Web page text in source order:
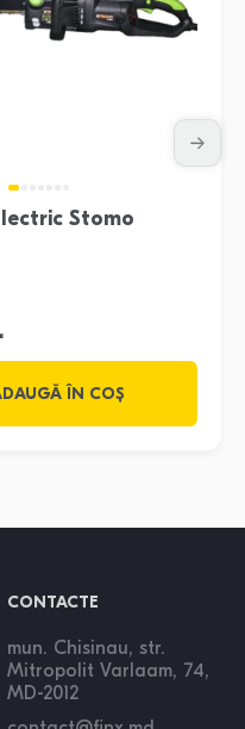
Stomo
ÎN COȘ
CONTACTE
mun. Chisinau, str.
Mitropolit Varlaam, 74,
MD-2012